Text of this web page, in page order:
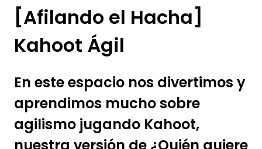
[Afilando el Hacha]
Kahoot Ágil
En este espacio nos divertimos y
aprendimos mucho sobre
agilismo jugando Kahoot,